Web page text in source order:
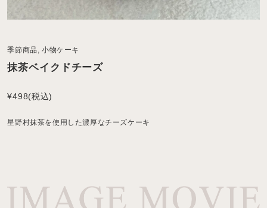
季節商品 ,小物ケーキ
抹茶ベイクドチーズ
¥498(税込)
星野村抹茶を使用した濃厚なチーズケーキ